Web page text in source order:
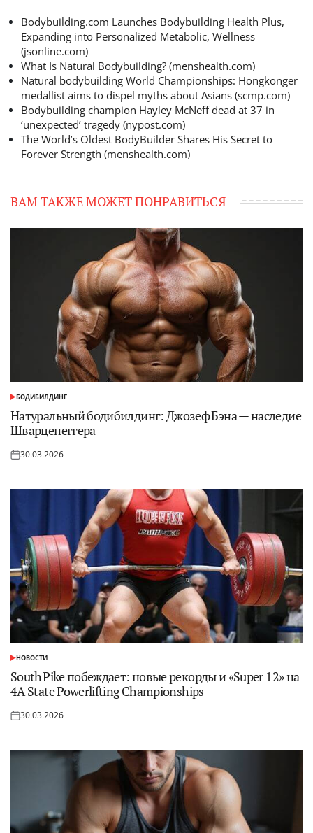
Bodybuilding.com Launches Bodybuilding Health Plus,
Expanding into Personalized Metabolic, Wellness
(jsonline.com)
What Is Natural Bodybuilding? (menshealth.com)
Natural bodybuilding World Championships: Hongkonger
medallist aims to dispel myths about Asians (scmp.com)
Bodybuilding champion Hayley McNeff dead at 37 in
‘unexpected’ tragedy (nypost.com)
The World’s Oldest BodyBuilder Shares His Secret to
Forever Strength (menshealth.com)
ВАМ ТАКЖЕ МОЖЕТ ПОНРАВИТЬСЯ
ОПУБЛИКОВАНО
В
БОДИБИЛДИНГ
Натуральный бодибилдинг: Джозеф Бэна — наследие
Шварценеггера
Опубликовано
30.03.2026
ОПУБЛИКОВАНО
В
НОВОСТИ
South Pike побеждает: новые рекорды и «Super 12» на
4A State Powerlifting Championships
Опубликовано
30.03.2026